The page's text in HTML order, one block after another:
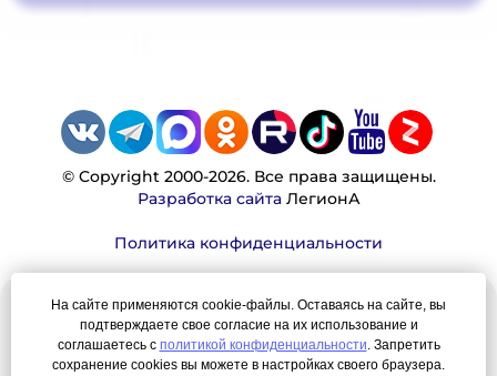
© Copyright 2000-2026. Все права защищены.
Разработка сайтаЛегионА
Политика конфиденциальности
Наша миссия:
Мы — честно, много, давно продаем вещи,
На сайте применяются cookie-файлы. Оставаясь на сайте, вы
подтверждаете свое согласие на их использование и
соглашаетесь с политикой конфиденциальности. Запретить
сохранение cookies вы можете в настройках своего браузера.